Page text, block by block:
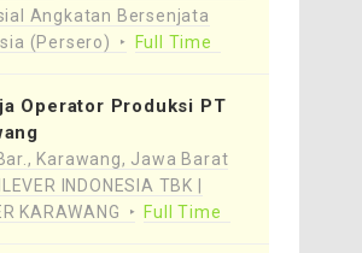
Angkatan Bersenjata
(Persero)
Full Time
Operator Produksi PT
Karawang, Jawa Barat
INDONESIA TBK |
KARAWANG
Full Time